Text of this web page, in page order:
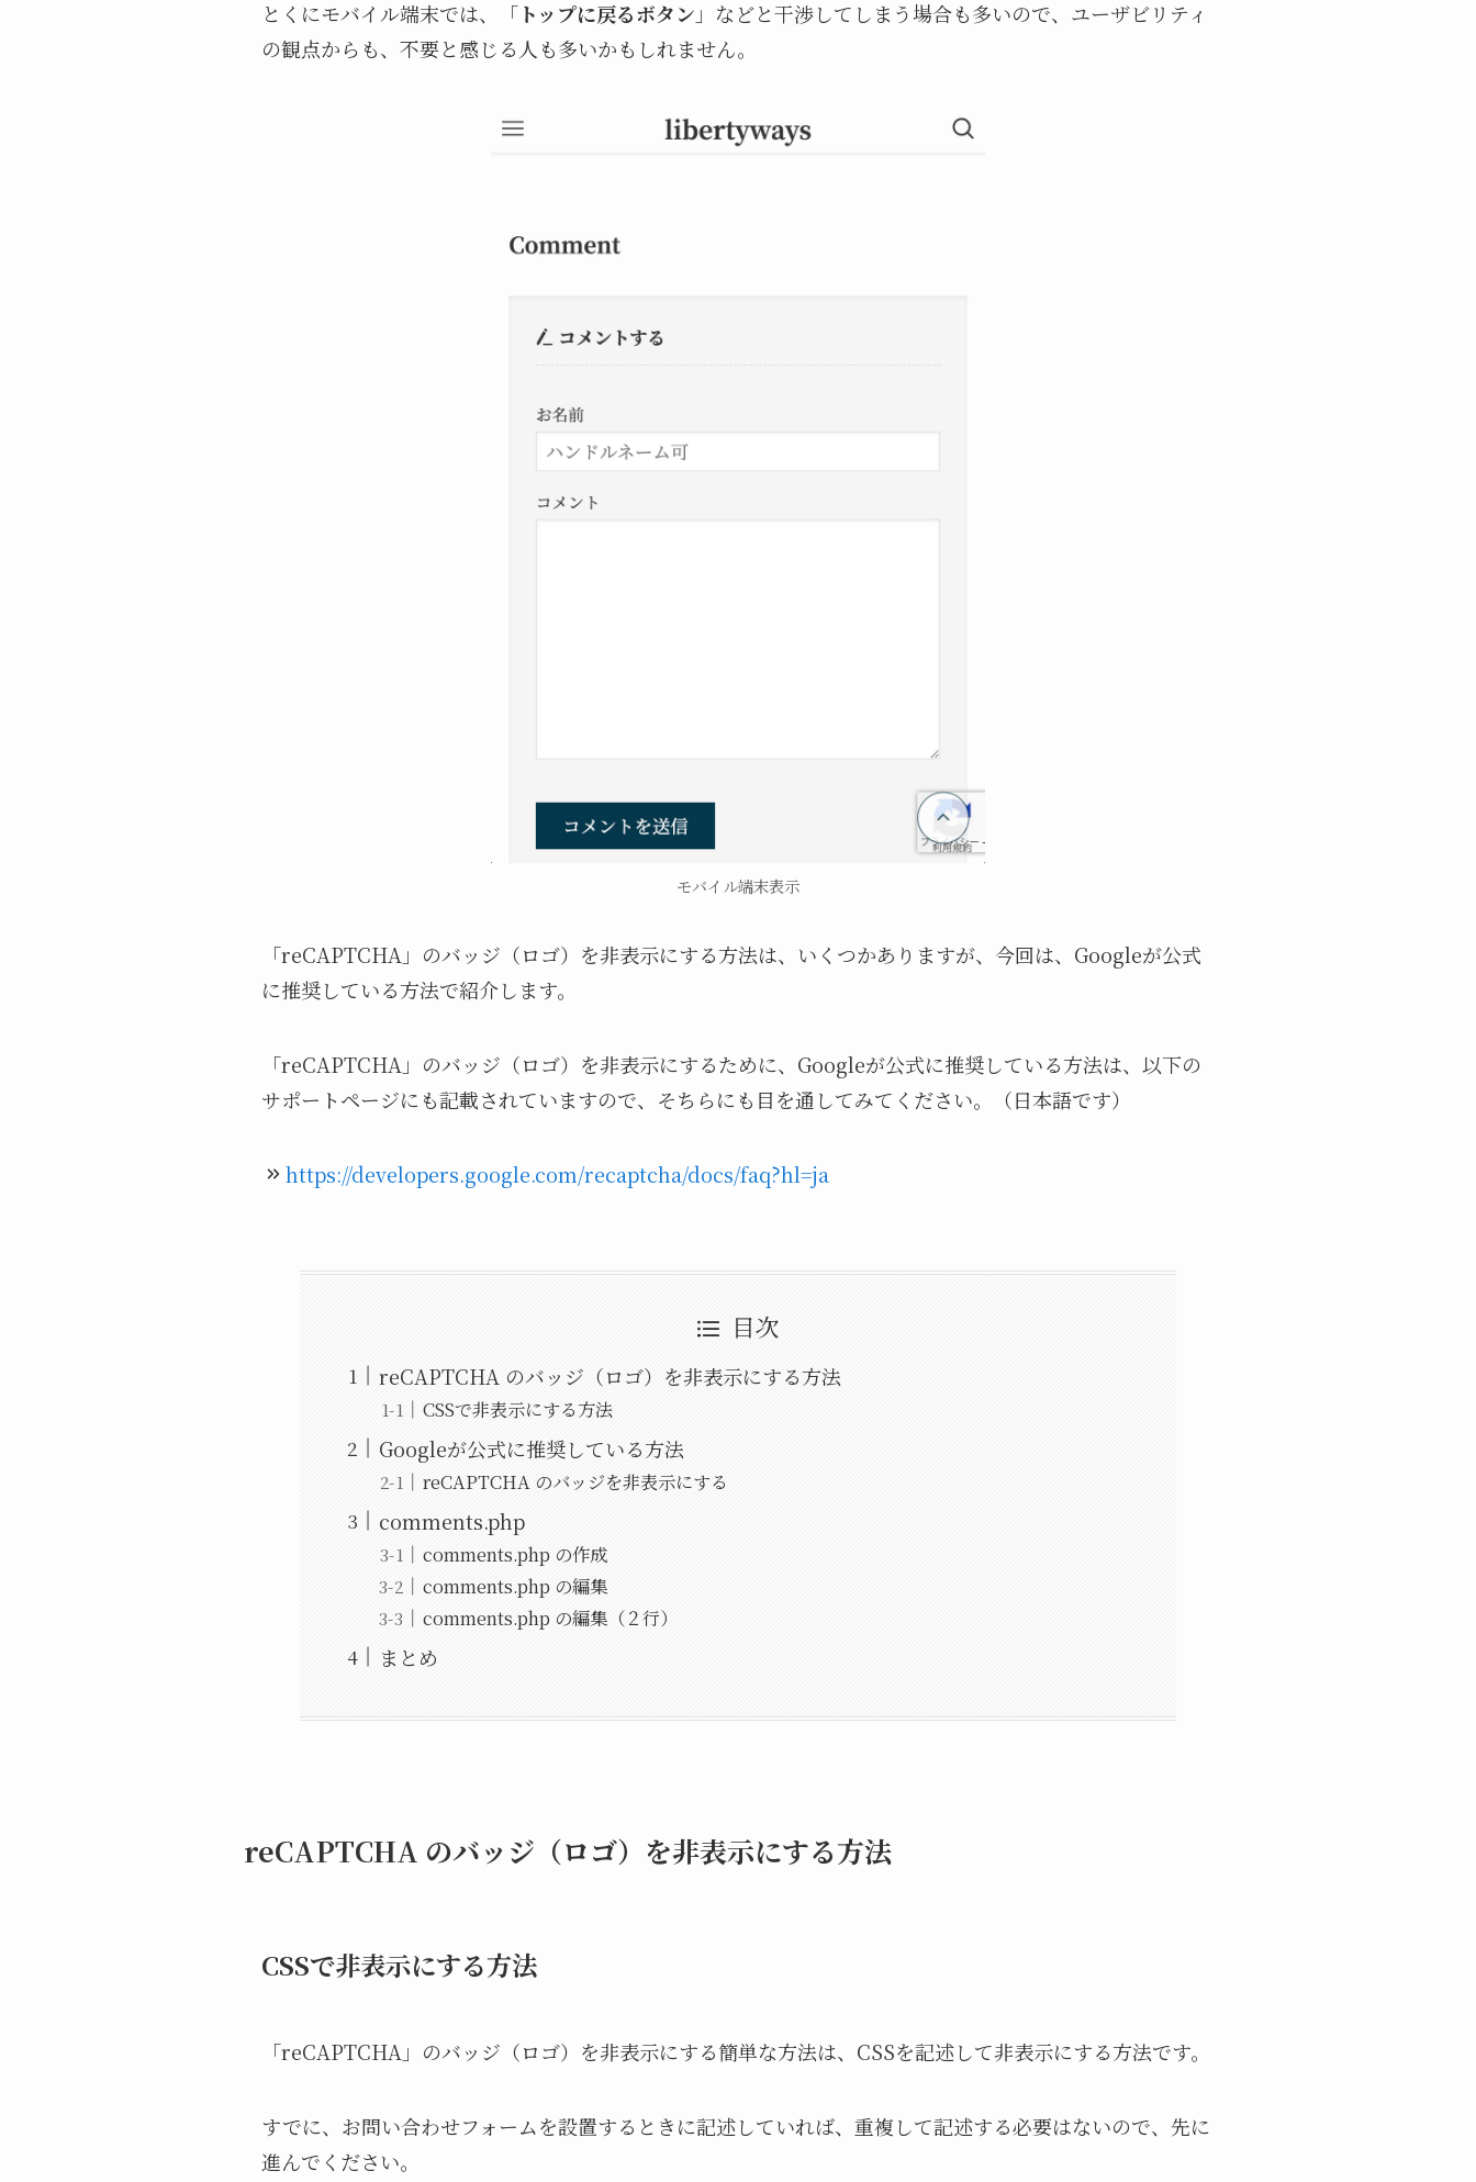
とくにモバイル端末では、「トップに戻るボタン 」などと干渉してしまう場合も多いので、ユーザビリティ
の観点からも、不要と感じる人も多いかもしれません。
モバイル端末表示
「reCAPTCHA」のバッジ（ロゴ）を非表示にする方法は、いくつかありますが、今回は、Googleが公式
に推奨している方法で紹介します。
「reCAPTCHA」のバッジ（ロゴ）を非表示にするために、Googleが公式に推奨している方法は、以下の
サポートページにも記載されていますので、そちらにも目を通してみてください。（日本語です）
https://developers.google.com/recaptcha/docs/faq?hl=ja
目次
reCAPTCHA のバッジ（ロゴ）を非表示にする方法
CSSで非表示にする方法
Googleが公式に推奨している方法
reCAPTCHA のバッジを非表示にする
comments.php
comments.php の作成
comments.php の編集
comments.php の編集（２行）
まとめ
reCAPTCHA のバッジ（ロゴ）を非表示にする方法
CSSで非表示にする方法
「reCAPTCHA」のバッジ（ロゴ）を非表示にする簡単な方法は、CSSを記述して非表示にする方法です。
すでに、お問い合わせフォームを設置するときに記述していれば、重複して記述する必要はないので、先に
進んでください。